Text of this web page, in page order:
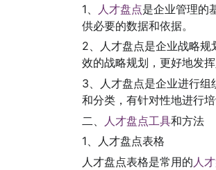
1、
人才盘点是企业管理的
供必要的数据和依据。
2、人才盘点是企业战略
效的战略规划，更好地发
3、人才盘点是企业进行
和分类，有针对性地进行
二、
人才盘点工具和方法
1、人才盘点表格
人才盘点表格是常用的 人